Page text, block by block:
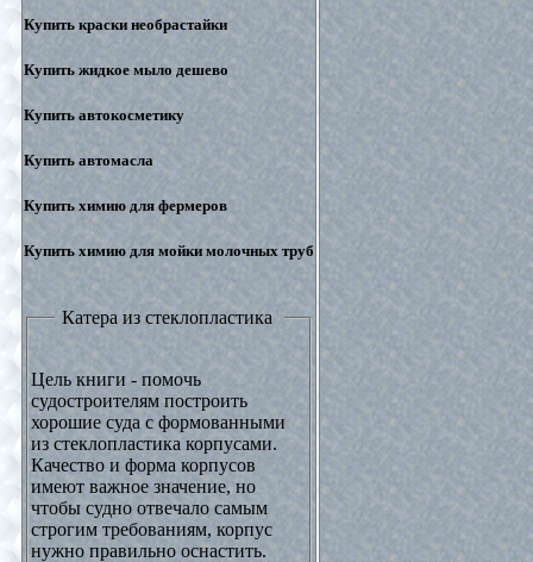
Купить краски необрастайки
Купить жидкое мыло дешево
Купить автокосметику
Купить автомасла
Купить химию для фермеров
Купить химию для мойки молочных труб
Катера из стеклопластика
Цель книги - помочь
судостроителям построить
хорошие суда с формованными
из стеклопластика корпусами.
Качество и форма корпусов
имеют важное значение, но
чтобы судно отвечало самым
строгим требованиям, корпус
нужно правильно оснастить.